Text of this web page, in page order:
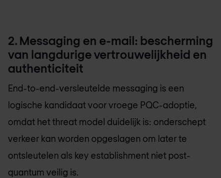
2. Messaging en e-mail: bescherming
van langdurige vertrouwelijkheid en
authenticiteit
End-to-end-versleutelde messaging is een
logische kandidaat voor vroege PQC-adoptie,
omdat het threat model duidelijk is: onderschept
verkeer kan worden opgeslagen om later te
ontsleutelen als key establishment niet post-
quantum veilig is.